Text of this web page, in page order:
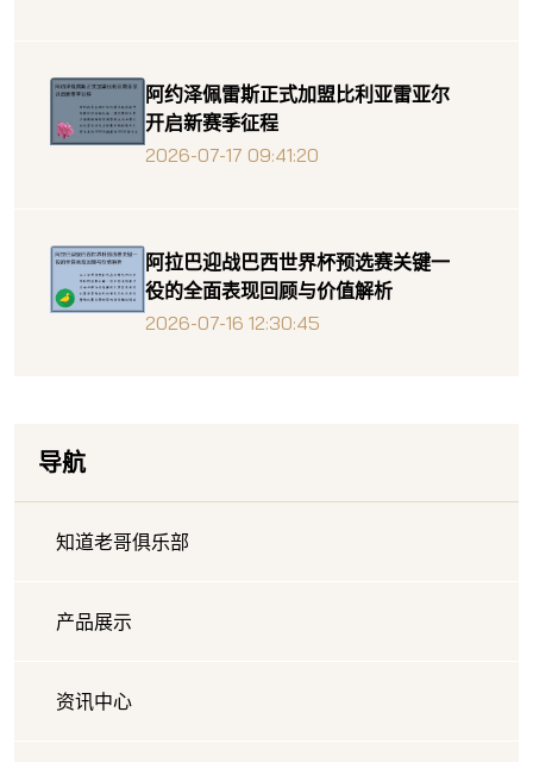
阿约泽佩雷斯正式加盟比利亚雷亚尔
开启新赛季征程
2026-07-17 09:41:20
阿拉巴迎战巴西世界杯预选赛关键一
役的全面表现回顾与价值解析
2026-07-16 12:30:45
导航
知道老哥俱乐部
产品展示
资讯中心